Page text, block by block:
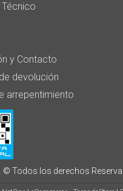
y Contacto
devolución
arrepentimiento
© Todos los derechos